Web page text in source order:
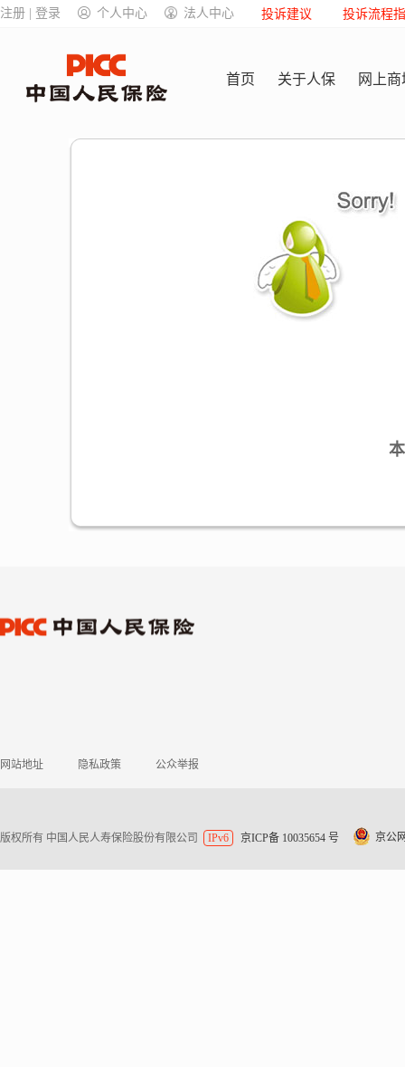
注册 | 登录 个人中心 法人中心 投诉建议 投诉流程
首页 关于人保 网上商
网站地址 隐私政策 公众举报
版权所有 中国人民人寿保险股份有限公司 IPv6 京ICP备 10035654 号 京公